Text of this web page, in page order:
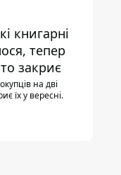
книгарні
тепер
закриє
на дві
їх у вересні.